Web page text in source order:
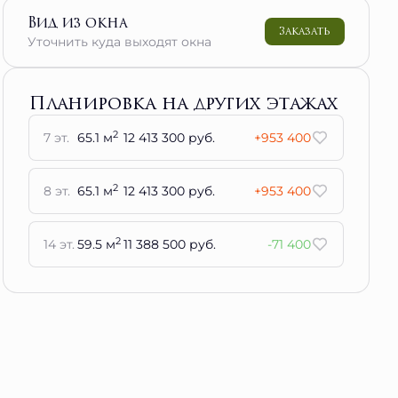
Вид из окна
Уточнить куда выходят окна
Заказать
Планировка на других этажах
7 эт. 65.1 м2 12 413 300 руб. +953 400
8 эт. 65.1 м2 12 413 300 руб. +953 400
14 эт. 59.5 м2 11 388 500 руб. -71 400